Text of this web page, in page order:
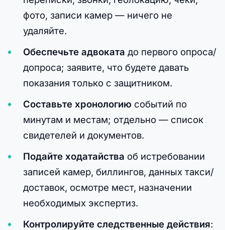
фото, записи камер — ничего не
удаляйте.
Обеспечьте адвоката до первого опроса/
допроса; заявите, что будете давать
показания только с защитником.
Составьте хронологию событий по
минутам и местам; отдельно — список
свидетелей и документов.
Подайте ходатайства об истребовании
записей камер, биллингов, данных такси/
доставок, осмотре мест, назначении
необходимых экспертиз.
Контролируйте следственные действия: